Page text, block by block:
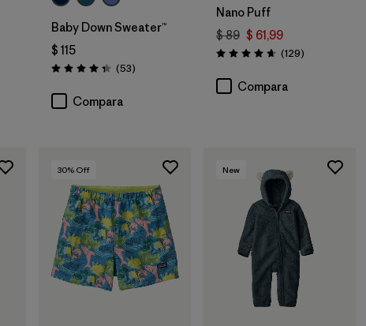
Baby Down Sweater™
$ 115
Valoración: 4.4 / 5
(53Comentarios
)
Compara
Nano Puff
$ 89 $ 61,99
Valoración: 4.7 / 5
(129Comentarios
)
Compara
30% Off New